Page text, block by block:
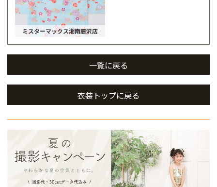
ミスターマックス湘南藤沢店
一覧に戻る
衣装トップに戻る